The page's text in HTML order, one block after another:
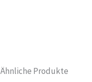
Ähnliche Produkte